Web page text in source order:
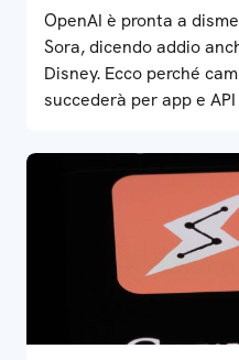
OpenAI è pronta a
Sora, dicendo addio
Disney. Ecco perché
succederà per app e API